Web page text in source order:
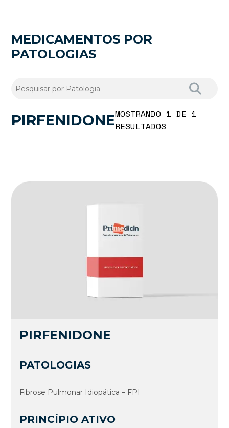
MEDICAMENTOS POR
PATOLOGIAS
PIRFENIDONEMOSTRANDO 1 DE 1
RESULTADOS
PIRFENIDONE
PATOLOGIAS
Fibrose Pulmonar Idiopática – FPI
PRINCÍPIO ATIVO